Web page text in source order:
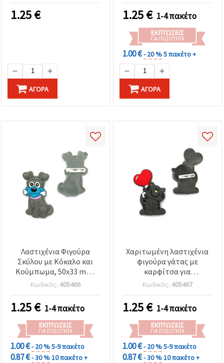
1.25€
ΑΓΟΡΆ
1.25€ 1-4 πακέτο
ΕΚΠΤΏΣΕΙΣ
ΓΙΑ ΠΟΣΌΤΗΤΑ
1.00 €- 20 %5 πακέτο +
ΑΓΟΡΆ
Λαστιχένια Φιγούρα
Σκύλου με Κόκαλο και
Κούμπωμα, 50x33 mm,
Κούμπωμα: 20 mm - 5
τεμ.
Κωδικός: 405466
1.25€ 1-4 πακέτο
ΕΚΠΤΏΣΕΙΣ
ΓΙΑ ΠΟΣΌΤΗΤΑ
1.00 €- 20 %5-9 πακέτο
0.87 €- 30 %10 πακέτο +
Χαριτωμένη λαστιχένια
φιγούρα γάτας με
καρφίτσα για
χειροτεχνίες DIY, 61x40
mm, Κούμπωμα: 20 mm -
5 τεμάχια
Κωδικός: 405467
1.25€ 1-4 πακέτο
ΕΚΠΤΏΣΕΙΣ
ΓΙΑ ΠΟΣΌΤΗΤΑ
1.00 €- 20 %5-9 πακέτο
0.87 €- 30 %10 πακέτο +